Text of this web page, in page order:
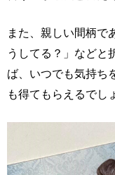
また、親しい間柄で
うしてる？」などと
ば、いつでも気持ち
も得てもらえるでし